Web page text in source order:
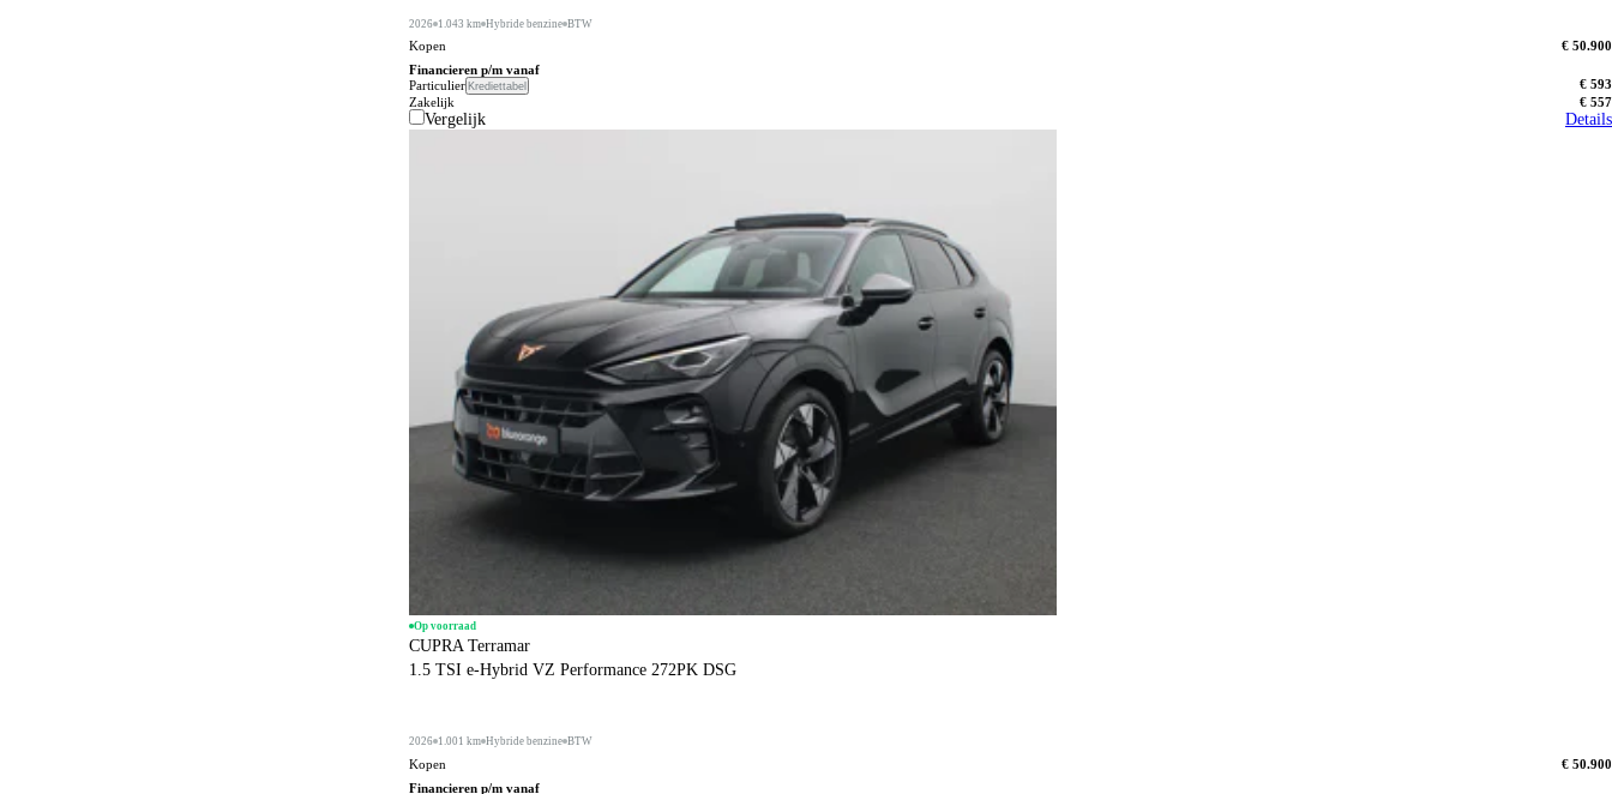
2026 1.043 km Hybride benzine BTW
Kopen
€ 50.900
Financieren p/m vanaf
ParticulierKrediettabel
€ 593
Zakelijk
€ 557
Vergelijk Details
Op voorraad
CUPRA Terramar
1.5 TSI e-Hybrid VZ Performance 272PK DSG
2026 1.001 km Hybride benzine BTW
Kopen
€ 50.900
Financieren p/m vanaf